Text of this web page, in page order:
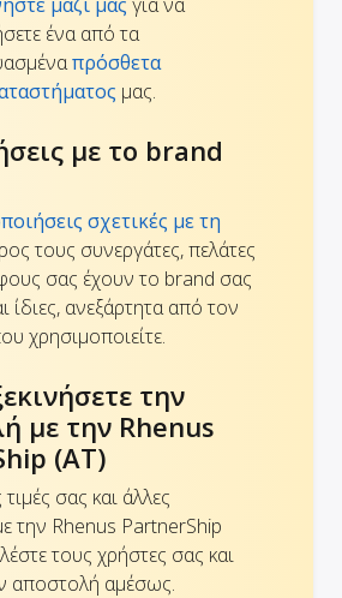
ένα από τα
πρόσθετα
μας.
με το brand
σχετικές με τη
τους συνεργάτες, πελάτες
σας έχουν το brand σας
ίδιες, ανεξάρτητα από τον
χρησιμοποιείτε.
την
με την Rhenus
(AT)
σας και άλλες
την Rhenus PartnerShip
τους χρήστες σας και
αποστολή αμέσως.